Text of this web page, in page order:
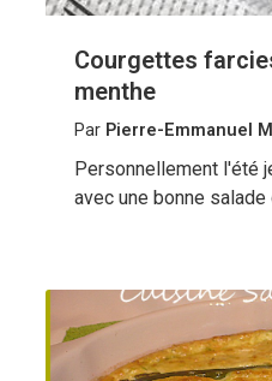
Courgettes
menthe
Par Pierre-Emmanuel
Personnellement l'été
avec une bonne salade